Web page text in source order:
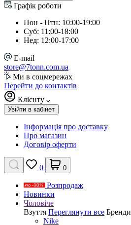
Графік роботи
Пон - Птн: 10:00-19:00
Суб: 11:00-18:00
Нед: 12:00-17:00
E-mail
store@7tonn.com.ua
Ми в соцмережах
Перейти до контактів
Клієнту
Увійти в кабінет
Інформація про доставку
Про магазин
Договір оферти
0 0
Розпродаж
Новинки
Чоловіче
Взуття Переглянути все Бренди
Nike